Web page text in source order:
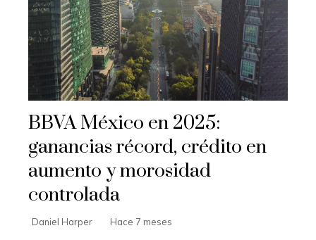
BBVA México en 2025:
ganancias récord, crédito en
aumento y morosidad
controlada
Daniel Harper Hace 7 meses